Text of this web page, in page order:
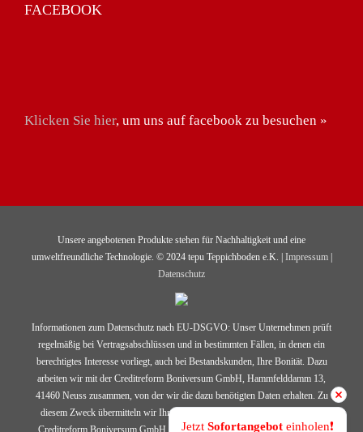
FACEBOOK
Klicken Sie hier, um uns auf facebook zu besuchen »
Unsere angebotenen Produkte stehen für Nachhaltigkeit und eine
umweltfreundliche Technologie. © 2024 tepu Teppichboden e.K. | Impressum|
Datenschutz
Informationen zum Datenschutz nach EU-DSGVO: Unser Unternehmen prüft
regelmäßig bei Vertragsabschlüssen und in bestimmten Fällen, in denen ein
berechtigtes Interesse vorliegt, auch bei Bestandskunden, Ihre Bonität. Dazu
arbeiten wir mit der Creditreform Boniversum GmbH, Hammfelddamm 13,
41460 Neuss zusammen, von der wir die dazu benötigten Daten erhalten. Zu
diesem Zweck übermitteln wir Ihren Namen und Ihre Kontaktdaten an die
Jetzt Sofortangebot einholen❗️